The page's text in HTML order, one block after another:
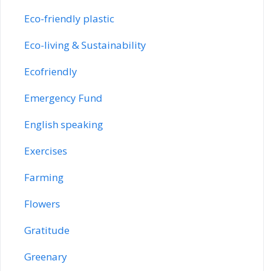
Eco-friendly plastic
Eco-living & Sustainability
Ecofriendly
Emergency Fund
English speaking
Exercises
Farming
Flowers
Gratitude
Greenary